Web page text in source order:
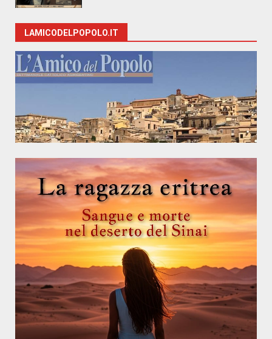
LAMICODELPOPOLO.IT